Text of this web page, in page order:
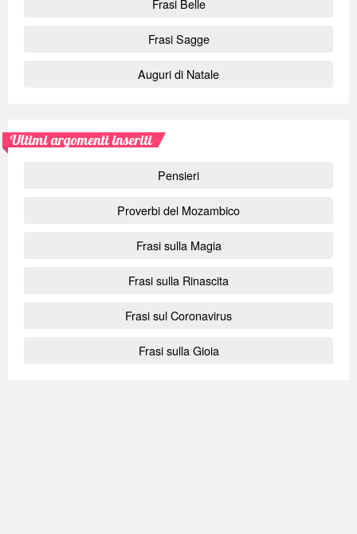
Frasi Belle
Frasi Sagge
Auguri di Natale
Ultimi argomenti inseriti
Pensieri
Proverbi del Mozambico
Frasi sulla Magia
Frasi sulla Rinascita
Frasi sul Coronavirus
Frasi sulla Gioia